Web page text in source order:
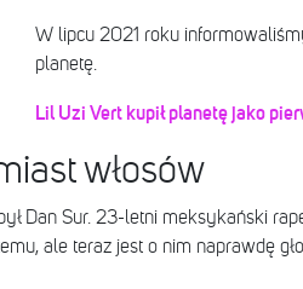
W lipcu 2021 roku
planetę.
Lil Uzi Vert kupił planetę jako
włosów
Dan Sur. 23-letni meksykański
ale teraz jest o nim naprawdę